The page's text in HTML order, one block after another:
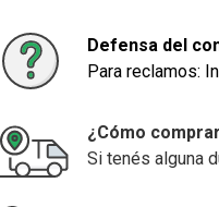
Defensa del
Para reclamos:
¿Cómo
Si tenés alguna